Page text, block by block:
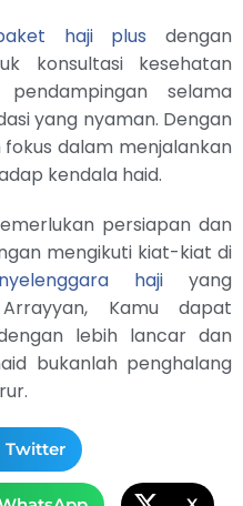
haji plus dengan
konsultasi kesehatan
selama
yang nyaman. Dengan
dalam menjalankan
kendala haid.
persiapan dan
mengikuti kiat-kiat di
haji yang
Kamu dapat
lebih lancar dan
bukanlah penghalang
Twitter